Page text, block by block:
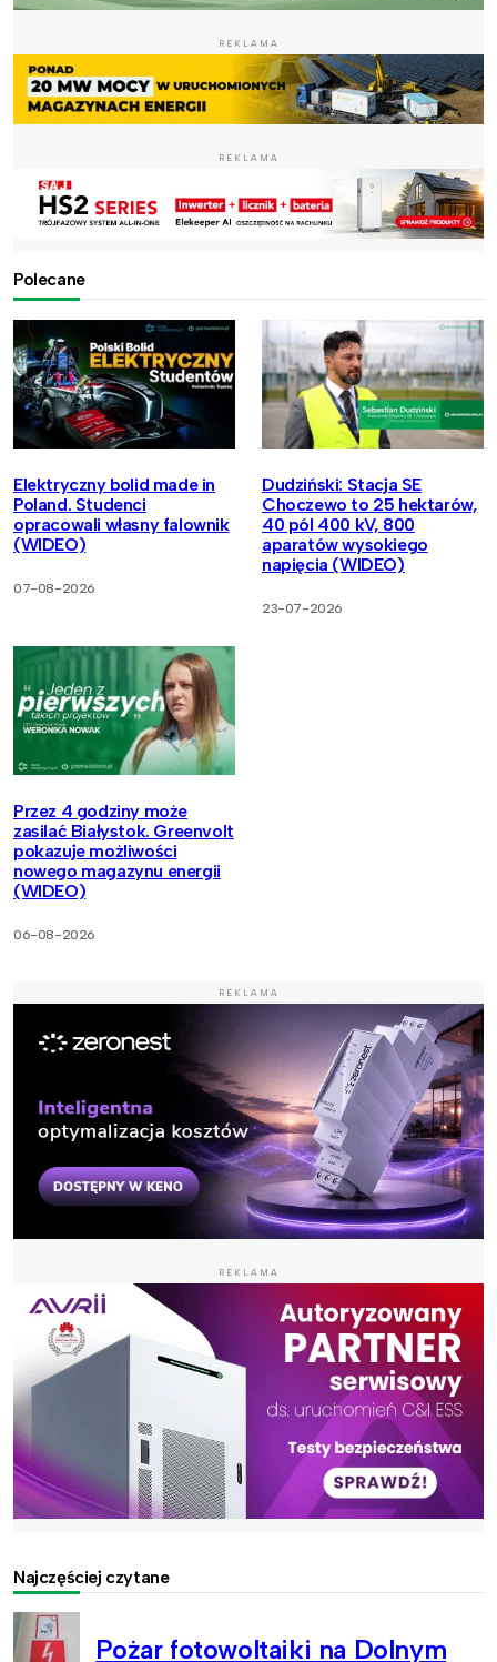
REKLAMA
REKLAMA
Polecane
Elektryczny bolid made in
Poland. Studenci
opracowali własny falownik
(WIDEO)
07-08-2026
Dudziński: Stacja SE
Choczewo to 25 hektarów,
40 pól 400 kV, 800
aparatów wysokiego
napięcia (WIDEO)
23-07-2026
Przez 4 godziny może
zasilać Białystok. Greenvolt
pokazuje możliwości
nowego magazynu energii
(WIDEO)
06-08-2026
REKLAMA
REKLAMA
Najczęściej czytane
Pożar fotowoltaiki na Dolnym